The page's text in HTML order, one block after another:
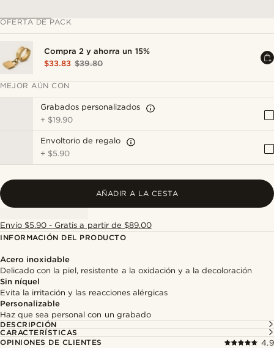
OFERTA DE PACK
Compra 2 y ahorra un 15%
$33.83 $39.80
MEJOR AÚN CON
Grabados personalizados
+ $19.90
Envoltorio de regalo
+ $5.90
AÑADIR A LA CESTA
Envío $5.90 - Gratis a partir de $89.00
INFORMACIÓN DEL PRODUCTO
Acero inoxidable
Delicado con la piel, resistente a la oxidación y a la decoloración
Sin níquel
Evita la irritación y las reacciones alérgicas
Personalizable
Haz que sea personal con un grabado
DESCRIPCIÓN
CARACTERÍSTICAS
OPINIONES DE CLIENTES
4.9